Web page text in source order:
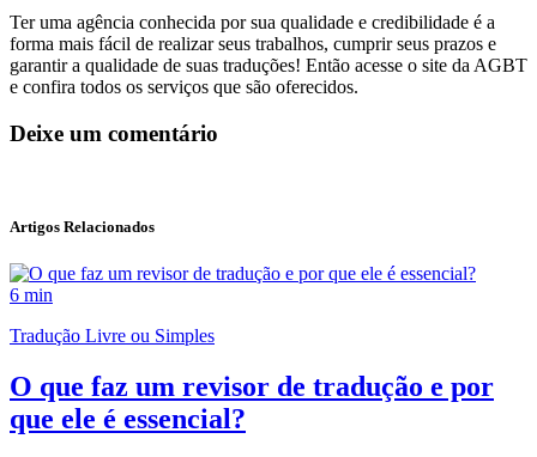
Ter uma agência conhecida por sua qualidade e credibilidade é a
forma mais fácil de realizar seus trabalhos, cumprir seus prazos e
garantir a qualidade de suas traduções! Então acesse o site da AGBT
e confira todos os serviços que são oferecidos.
Deixe um comentário
Artigos Relacionados
6 min
Tradução Livre ou Simples
O que faz um revisor de tradução e por
que ele é essencial?